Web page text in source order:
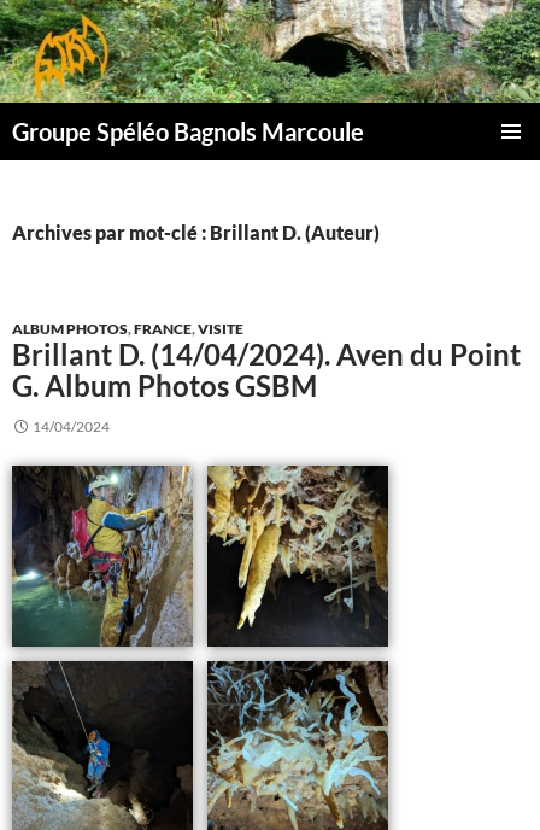
Aller
au
contenu
Groupe Spéléo Bagnols Marcoule
Archives par mot-clé : Brillant D. (Auteur)
ALBUM PHOTOS,FRANCE,VISITE
Brillant D. (14/04/2024). Aven du Point
G. Album Photos GSBM
14/04/2024